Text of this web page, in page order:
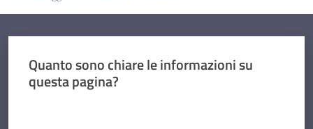
Quanto sono chiare le informazioni su
questa pagina?